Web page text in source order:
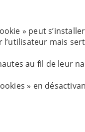
» peut
mais
au fil de leur
» en